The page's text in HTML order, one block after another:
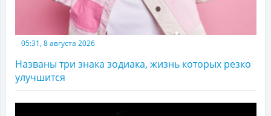
05:31, 8 августа 2026
Названы три знака зодиака, жизнь которых резко
улучшится